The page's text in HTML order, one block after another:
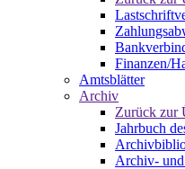
Finanzen/
Amtsblätter
Archiv
Zurück zur
Jahrbuch
Archiv-